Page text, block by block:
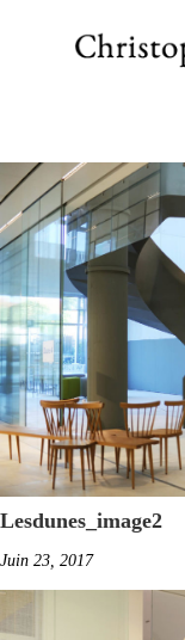
Lesdunes_image2
Juin 23, 2017